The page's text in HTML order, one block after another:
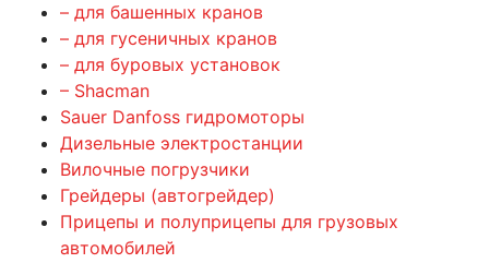
– для башенных кранов
– для гусеничных кранов
– для буровых установок
– Shacman
Sauer Danfoss гидромоторы
Дизельные электростанции
Вилочные погрузчики
Грейдеры (автогрейдер)
Прицепы и полуприцепы для грузовых
автомобилей